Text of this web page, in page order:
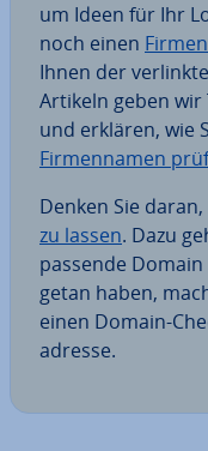
um Ideen für Ihr
noch einen
Ihnen der
Artikeln geben wir
und erklären, wie
Fir­men­na­men
Denken Sie
zu lassen. Dazu
passende
getan haben,
einen Domain-
adres­se.